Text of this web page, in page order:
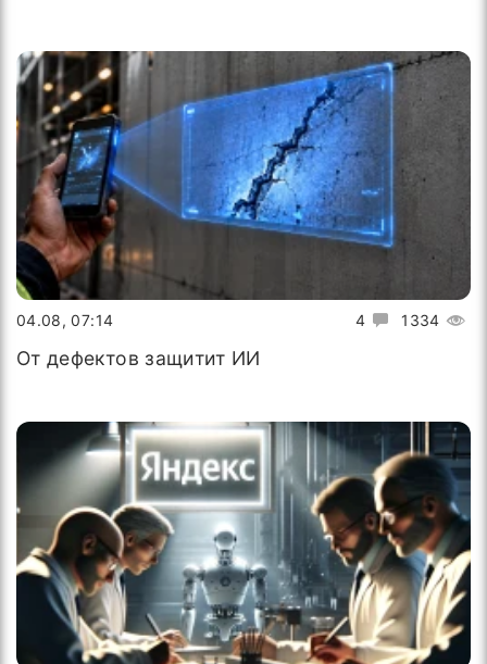
4 1334
04.08, 07:14
От дефектов защитит ИИ